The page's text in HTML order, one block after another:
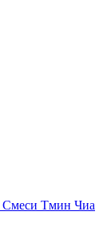
Смеси Тмин Чиа